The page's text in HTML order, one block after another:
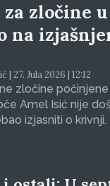
zločine
na
27. Jula 2026 | 12:12
zločine počinjene
Amel Isić nije
izjasniti o krivnji.